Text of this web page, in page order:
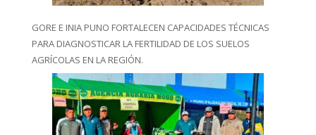
GORE E INIA PUNO FORTALECEN CAPACIDADES TÉCNICAS
PARA DIAGNOSTICAR LA FERTILIDAD DE LOS SUELOS
AGRÍCOLAS EN LA REGIÓN.